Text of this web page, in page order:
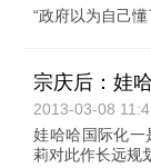
“政府以为自己
宗庆后：娃
2013-03-08
娃哈哈国际化一
莉对此作长远规